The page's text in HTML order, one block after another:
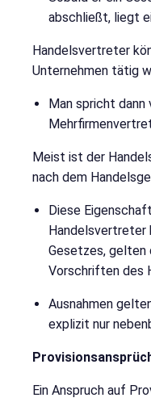
abschließt, liegt
Handelsvertreter
Unternehmen tätig
Man spricht dann
Meist ist der
nach dem
Diese
Handelsvertreter
Gesetzes, gelten
Vorschriften des
Ausnahmen
explizit nur
Ein Anspruch auf